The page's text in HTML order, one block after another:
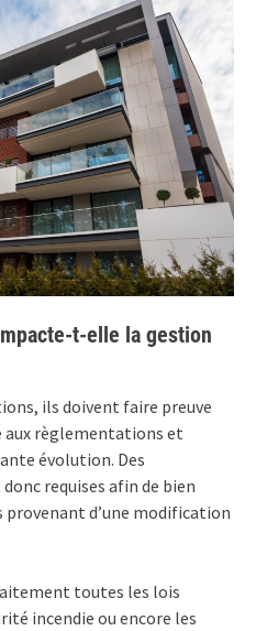
t-elle la gestion
ils doivent faire preuve
aux règlementations et
évolution. Des
requises afin de bien
d’une modification
toutes les lois
incendie ou encore les